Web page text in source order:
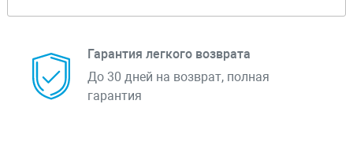
Гарантия легкого возврата
До 30 дней на возврат, полная
гарантия